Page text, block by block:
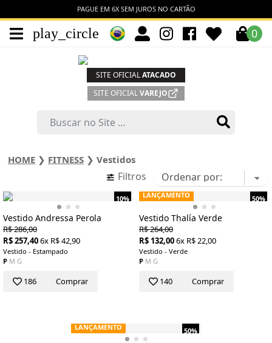
PAGUE EM 6X SEM JUROS NO CARTÃO
play_circle 0
SITE OFICIALATACADO
SITE OFICIALVAREJO
HOME ❯ FITNESS ❯ Vestidos
Filtros
10%
Vestido Andressa Perola
R$ 286,00
R$ 257,406x R$ 42,90
Vestido - Estampado
P M G
186 Comprar
50%
LANÇAMENTO
Vestido Thalía Verde
R$ 264,00
R$ 132,006x R$ 22,00
Vestido - Verde
P M G
140 Comprar
50%
LANÇAMENTO